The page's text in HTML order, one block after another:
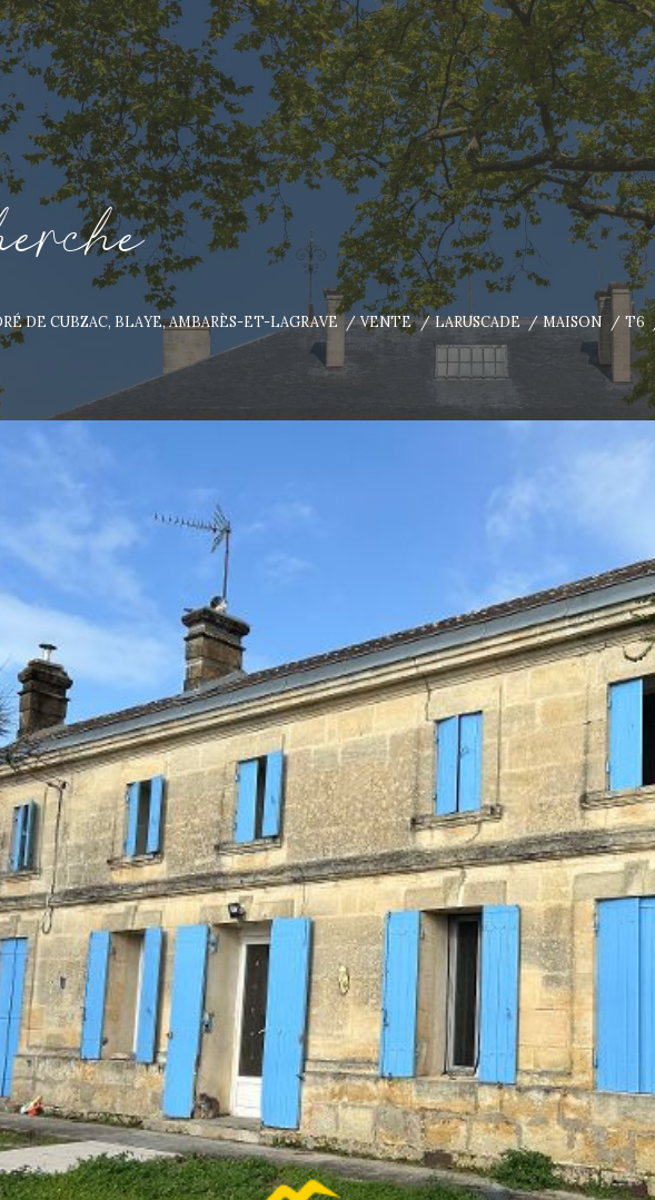
erche
DE CUBZAC, BLAYE, AMBARÈS-ET-LAGRAVE VENTE LARUSCADE MAISON T6